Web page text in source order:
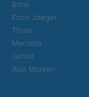
Brink
Erich Jaeger
Thule
Menabo
Junior
Alle Marken